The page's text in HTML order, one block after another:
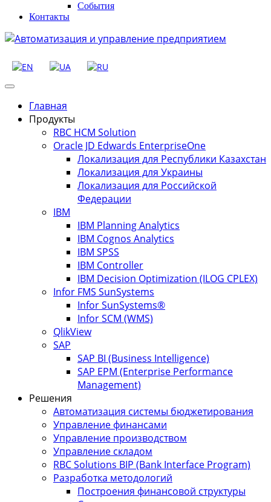
События
Контакты
Главная
Продукты
RBC HCM Solution
Oracle JD Edwards EnterpriseOne
Локализация для Республики Казахстан
Локализация для Украины
Локализация для Российской
Федерации
IBM
IBM Planning Analytics
IBM Cognos Analytics
IBM SPSS
IBM Controller
IBM Decision Optimization (ILOG CPLEX)
Infor FMS SunSystems
Infor SunSystems®
Infor SCM (WMS)
QlikView
SAP
SAP BI (Business Intelligence)
SAP EPM (Enterprise Performance
Management)
Решения
Автоматизация системы бюджетирования
Управление финансами
Управление производством
Управление складом
RBC Solutions BIP (Bank Interface Program)
Разработка методологий
Построения финансовой структуры